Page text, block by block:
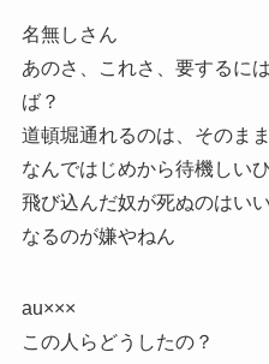
名無しさん
あのさ、これさ、要するに
ば？
道頓堀通れるのは、そのま
なんではじめから待機しい
飛び込んだ奴が死ぬのはい
なるのが嫌やねん
au×××
この人らどうしたの？